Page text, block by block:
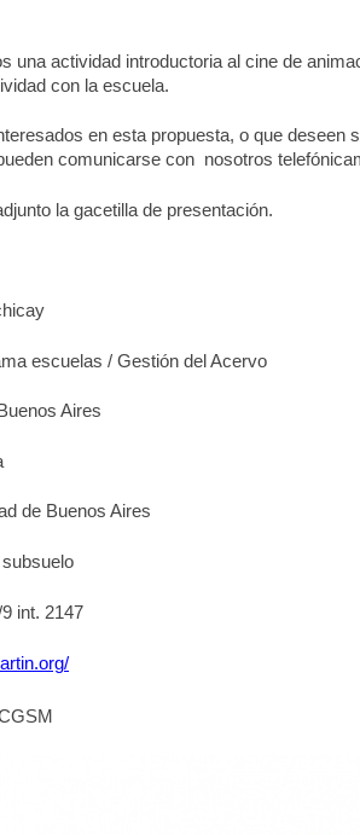
una actividad introductoria al cine de
con la escuela.
en esta propuesta, o que deseen
comunicarse con nosotros
la gacetilla de presentación.
escuelas / Gestión del Acervo
Aires
de Buenos Aires
subsuelo
int. 2147